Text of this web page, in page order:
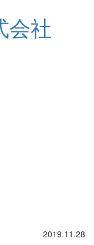
2019.11.28